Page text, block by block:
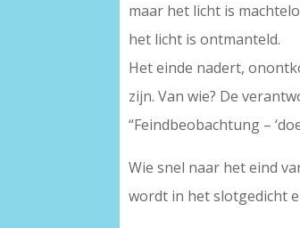
maar het licht is
het licht is ontmanteld.
Het einde nadert,
zijn. Van wie? De
“Feindbeobachtung –
Wie snel naar het eind
wordt in het slotgedicht